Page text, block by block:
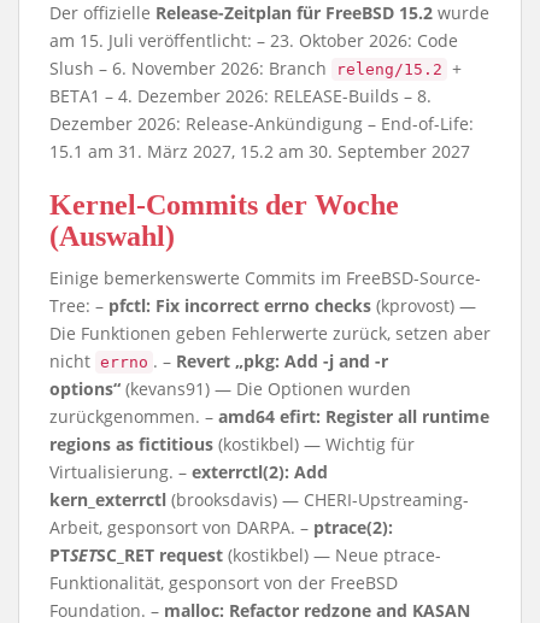
Der offizielle Release-Zeitplan für FreeBSD 15.2 wurde
am 15. Juli veröffentlicht: – 23. Oktober 2026: Code
Slush – 6. November 2026: Branch
releng/15.2 +
BETA1 – 4. Dezember 2026: RELEASE-Builds – 8.
Dezember 2026: Release-Ankündigung – End-of-Life:
15.1 am 31. März 2027, 15.2 am 30. September 2027
Kernel-Commits der Woche
(Auswahl)
Einige bemerkenswerte Commits im FreeBSD-Source-
Tree: – pfctl: Fix incorrect errno checks (kprovost) —
Die Funktionen geben Fehlerwerte zurück, setzen aber
nicht errno . – Revert „pkg: Add -j and -r
options“ (kevans91) — Die Optionen wurden
zurückgenommen. – amd64 efirt: Register all runtime
regions as fictitious (kostikbel) — Wichtig für
Virtualisierung. – exterrctl(2): Add
kern_exterrctl (brooksdavis) — CHERI-Upstreaming-
Arbeit, gesponsort von DARPA. – ptrace(2):
PTSETSC_RET request (kostikbel) — Neue ptrace-
Funktionalität, gesponsort von der FreeBSD
Foundation. – malloc: Refactor redzone and KASAN